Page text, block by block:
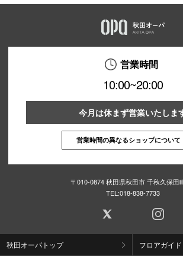
営業時間
10:00~20:00
今月は休まず営業いたしま
営業時間の異なるショップについて
〒010-0874 秋田県秋田市 千秋久保田
TEL:018-838-7733
秋田オーパトップ フロアガイド